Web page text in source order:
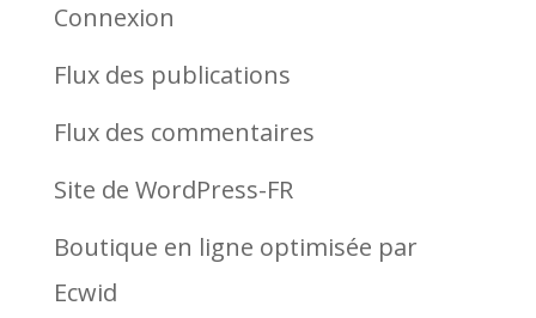
Connexion
Flux des publications
Flux des commentaires
Site de WordPress-FR
Boutique en ligne optimisée par
Ecwid